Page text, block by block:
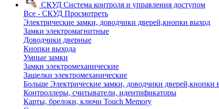
СКУД Система контроля и управления доступом
Все - СКУД Просмотреть
Электрические замки, доводчики дверей,кнопки выход
Замки электромагнитные
Доводчики дверные
Кнопки выхода
Умные замки
Замки электромеханические
Защелки электромеханические
Больше Электрические замки, доводчики дверей,кнопки
Контроллеры, считыватели, идентификаторы
Карты, брелоки, ключи Touch Memory